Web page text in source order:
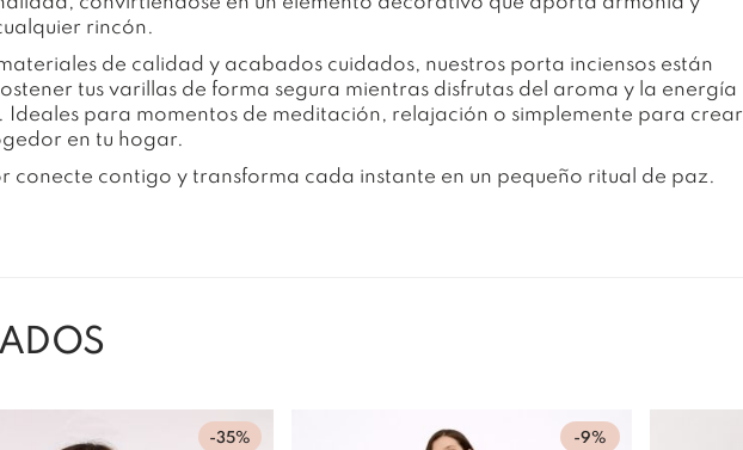
rincón.
de calidad y acabados cuidados, nuestros porta inciensos están
tus varillas de forma segura mientras disfrutas del aroma y la energía
Ideales para momentos de meditación, relajación o simplemente para crear
en tu hogar.
conecte contigo y transforma cada instante en un pequeño ritual de paz.
-35% -9%